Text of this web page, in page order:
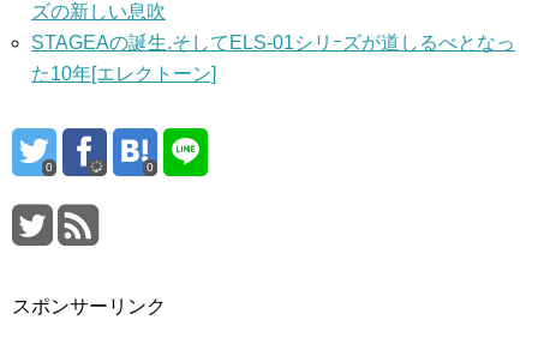
ズの新しい息吹
STAGEAの誕生.そしてELS-01シリｰズが道しるべとなっ
た10年[エレクトーン]
0 0
スポンサーリンク